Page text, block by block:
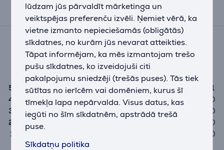
lūdzam jūs pārvaldīt mārketinga un
veiktspējas preferenču izvēli. Ņemiet vērā, ka
vietne izmanto nepieciešamās (obligātās)
sīkdatnes, no kurām jūs nevarat atteikties.
Tāpat informējam, ka mēs izmantojam trešo
pušu sīkdatnes, ko izveidojuši citi
pakalpojumu sniedzēji (trešās puses). Tās tiek
sūtītas no ierīcēm vai domēniem, kurus šī
tīmekļa lapa nepārvalda. Visus datus, kas
iegūti no šīm sīkdatnēm, apstrādā trešā
puse.
Sīkdatņu politika
Atsauksmes
Vidējais novērtējums
(1)
5,0
5
1
4
0
3
0
2
0
1
0